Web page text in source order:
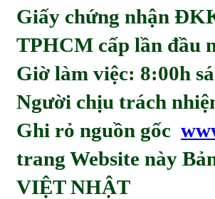
Giấy chứng nhận
TPHCM cấp lần đầu
Giờ làm việc: 8:00h
Người chịu trách
Ghi rỏ nguồn gốc
trang Website này
VIỆT NHẬT